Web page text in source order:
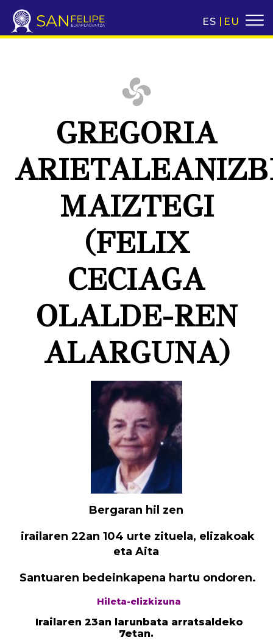
ES EU
GREGORIA
MAIZTEGI
(FELIX
CECIAGA
OLALDE-REN
ALARGUNA)
Bergaran hil zen
irailaren 22an 104 urte zituela, elizakoak
eta Aita
Santuaren bedeinkapena hartu ondoren.
Hileta-elizkizuna
Irailaren 23an larunbata arratsaldeko
7etan.